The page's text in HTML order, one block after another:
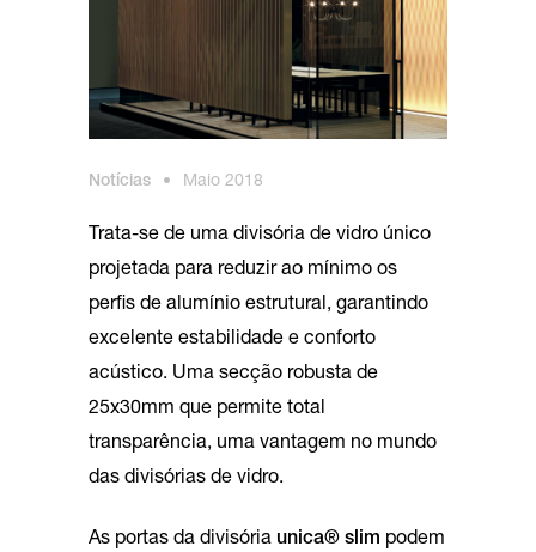
Notícias • Maio 2018
Trata-se de uma divisória de vidro único
projetada para reduzir ao mínimo os
perfis de alumínio estrutural, garantindo
excelente estabilidade e conforto
acústico. Uma secção robusta de
25x30mm que permite total
transparência, uma vantagem no mundo
das divisórias de vidro.
As portas da divisória unica® slim podem